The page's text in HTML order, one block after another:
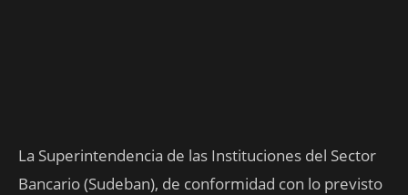
La Superintendencia de las Instituciones del Sector
Bancario (Sudeban), de conformidad con lo previsto